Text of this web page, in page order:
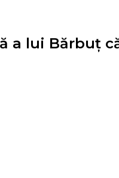
a lui Bărbuț